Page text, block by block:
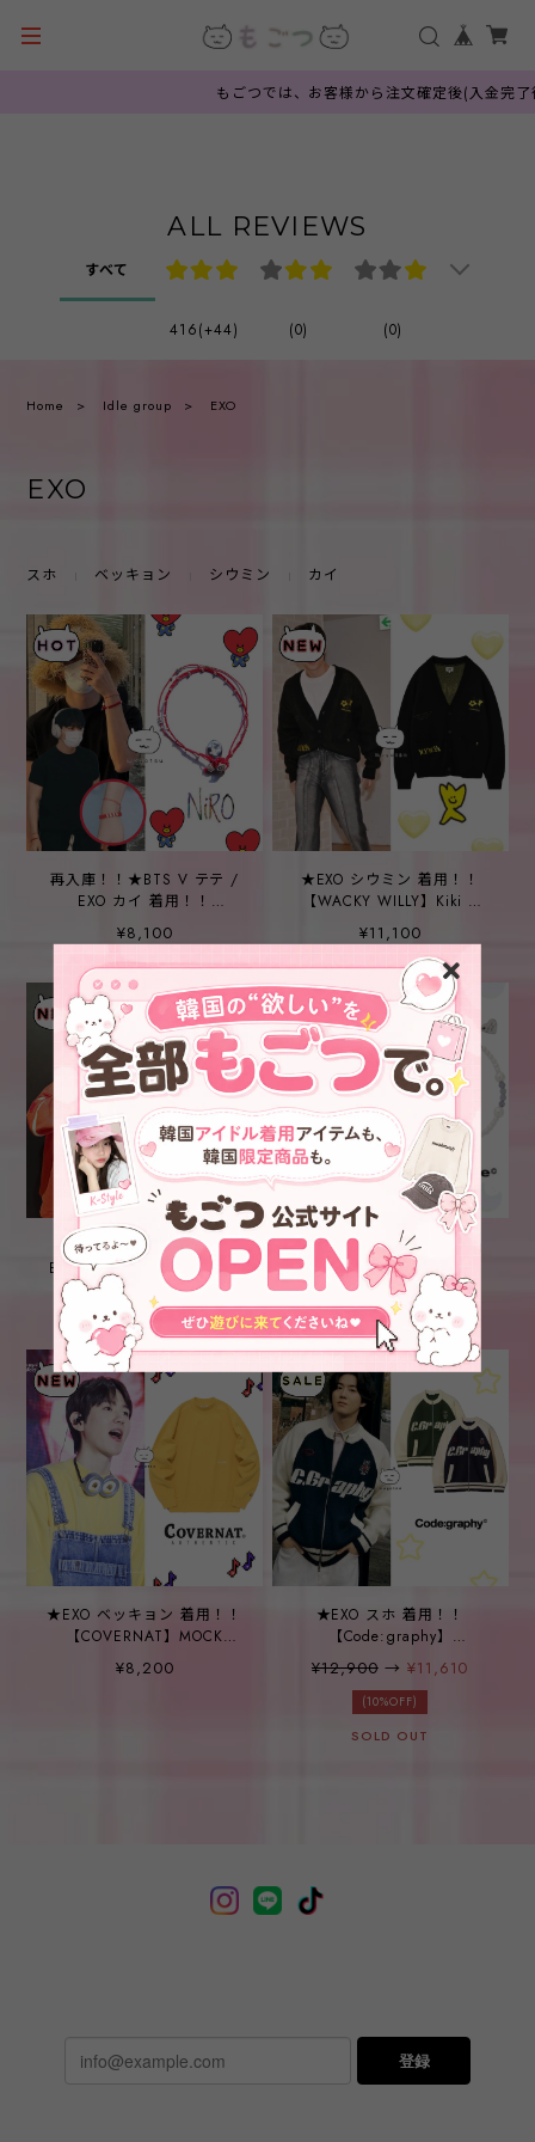
もごつでは、お客様から注文確定後(入金完了
ALL REVIEWS
すべて
416(+44) (0) (0)
Home Idle group EXO
EXO
スホ ベッキョン シウミン カイ
再入庫！！★BTS V テテ /
EXO カイ 着用！！
DOLPHiN BRACELET #121
¥8,100
★EXO シウミン 着用！！
【WACKY WILLY】Kiki &
Black
¥11,100
★EXO シウミン / THE
BOYZ ジェイコブ 着用！！
【SYSTEM HOMME】No.
Crochet V-Neck Top
¥57,000
再入荷！！★EXO ベッキョ
ン / aespa ウィンター 着
用！！【ALMOSTBLUE】
MUSHROOM FARM
BRACELET
¥3,800
★EXO ベッキョン 着用！！
【COVERNAT】MOCK
NECK SEMI OVER RAGLAN
SWEATSHIRT - 2COLOR
¥8,200
★EXO スホ 着用！！
【Code:graphy】
C.GRAPHY COLORING
KNITWEAR ZIP-UP -
3COLOR
¥12,900→ ¥11,610
(10%OFF)
SOLD OUT
登録